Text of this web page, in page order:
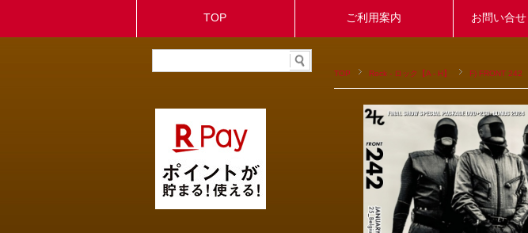
TOP ご利用案内 お問い合
TOP Rock - ロック【A - H】 F) FRONT 242